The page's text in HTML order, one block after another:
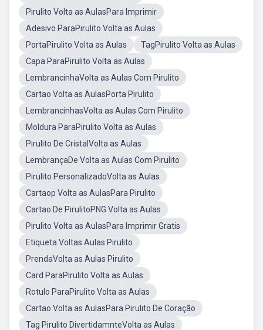
Pirulito Volta as AulasPara Imprimir
Adesivo ParaPirulito Volta as Aulas
PortaPirulito Volta as Aulas
TagPirulito Volta as Aulas
Capa ParaPirulito Volta as Aulas
LembrancinhaVolta as Aulas Com Pirulito
Cartao Volta as AulasPorta Pirulito
LembrancinhasVolta as Aulas Com Pirulito
Moldura ParaPirulito Volta as Aulas
Pirulito De CristalVolta as Aulas
LembrançaDe Volta as Aulas Com Pirulito
Pirulito PersonalizadoVolta as Aulas
Cartaop Volta as AulasPara Pirulito
Cartao De PirulitoPNG Volta as Aulas
Pirulito Volta as AulasPara Imprimir Gratis
Etiqueta Voltas Aulas Pirulito
PrendaVolta as Aulas Pirulito
Card ParaPirulito Volta as Aulas
Rotulo ParaPirulito Volta as Aulas
Cartao Volta as AulasPara Pirulito De Coração
Tag Pirulito DivertidamnteVolta as Aulas